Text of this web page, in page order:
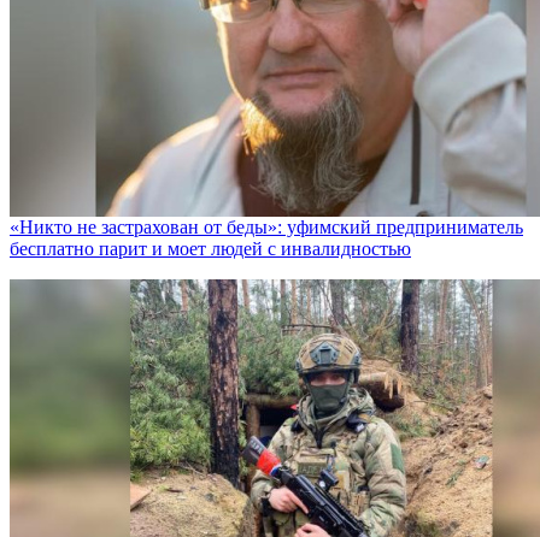
«Никто не заcтрахован от беды»: уфимский предприниматель
бесплатно парит и моет людей с инвалидностью